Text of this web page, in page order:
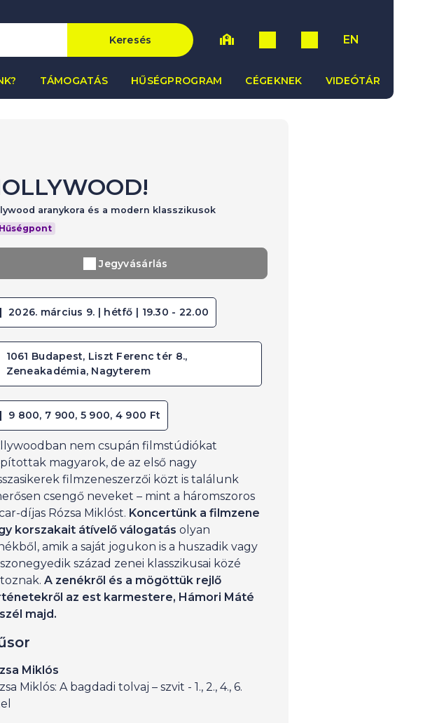
Keresés EN
TÁMOGATÁS HŰSÉGPROGRAM CÉGEKNEK VIDEÓTÁR
aranykora és a modern klasszikusok
Hűségpont
Jegyvásárlás
2026. március 9. | hétfő | 19.30 - 22.00
1061 Budapest, Liszt Ferenc tér 8.,
Zeneakadémia, Nagyterem
9 800, 7 900, 5 900, 4 900 Ft
nem csupán filmstúdiókat
magyarok, de az első nagy
filmzeneszerzői közt is találunk
csengő neveket – mint a háromszoros
díjas Rózsa Miklóst. Koncertünk a filmzene
korszakait átívelő válogatás olyan
amik a saját jogukon is a huszadik vagy
század zenei klasszikusai közé
A zenékről és a mögöttük rejlő
az est karmestere, Hámori Máté
majd.
Miklós
Miklós: A bagdadi tolvaj – szvit - 1., 2., 4., 6.